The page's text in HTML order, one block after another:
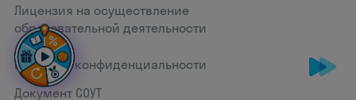
Лицензия на осуществление
образовательной деятельности
Политика конфиденциальности
Документ СОУТ